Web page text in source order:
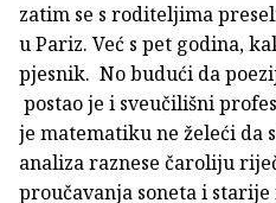
zatim se s roditeljima
u Pariz. Već s pet godina,
pjesnik. No budući da
postao je i sveučilišni
je matematiku ne želeći da
analiza raznese čaroliju
proučavanja soneta i